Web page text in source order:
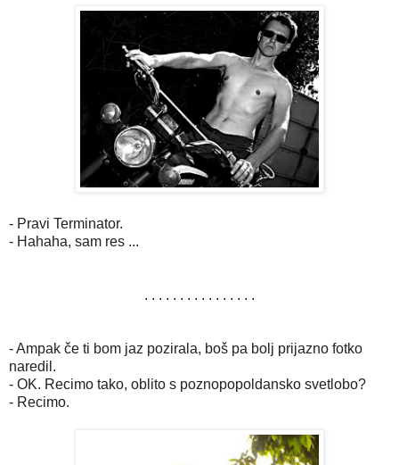
- Pravi Terminator.
- Hahaha, sam res ...
. . . . . . . . . . . . . . . .
- Ampak če ti bom jaz pozirala, boš pa bolj prijazno fotko
naredil.
- OK. Recimo tako, oblito s poznopopoldansko svetlobo?
- Recimo.